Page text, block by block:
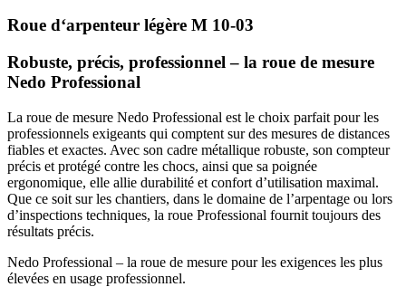
Roue d‘arpenteur légère M 10-03
Robuste, précis, professionnel – la roue de mesure
Nedo Professional
La roue de mesure Nedo Professional est le choix parfait pour les
professionnels exigeants qui comptent sur des mesures de distances
fiables et exactes. Avec son cadre métallique robuste, son compteur
précis et protégé contre les chocs, ainsi que sa poignée
ergonomique, elle allie durabilité et confort d’utilisation maximal.
Que ce soit sur les chantiers, dans le domaine de l’arpentage ou lors
d’inspections techniques, la roue Professional fournit toujours des
résultats précis.
Nedo Professional – la roue de mesure pour les exigences les plus
élevées en usage professionnel.